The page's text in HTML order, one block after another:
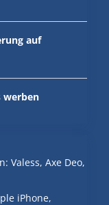
auf
werben
Valess, Axe Deo,
iPhone,